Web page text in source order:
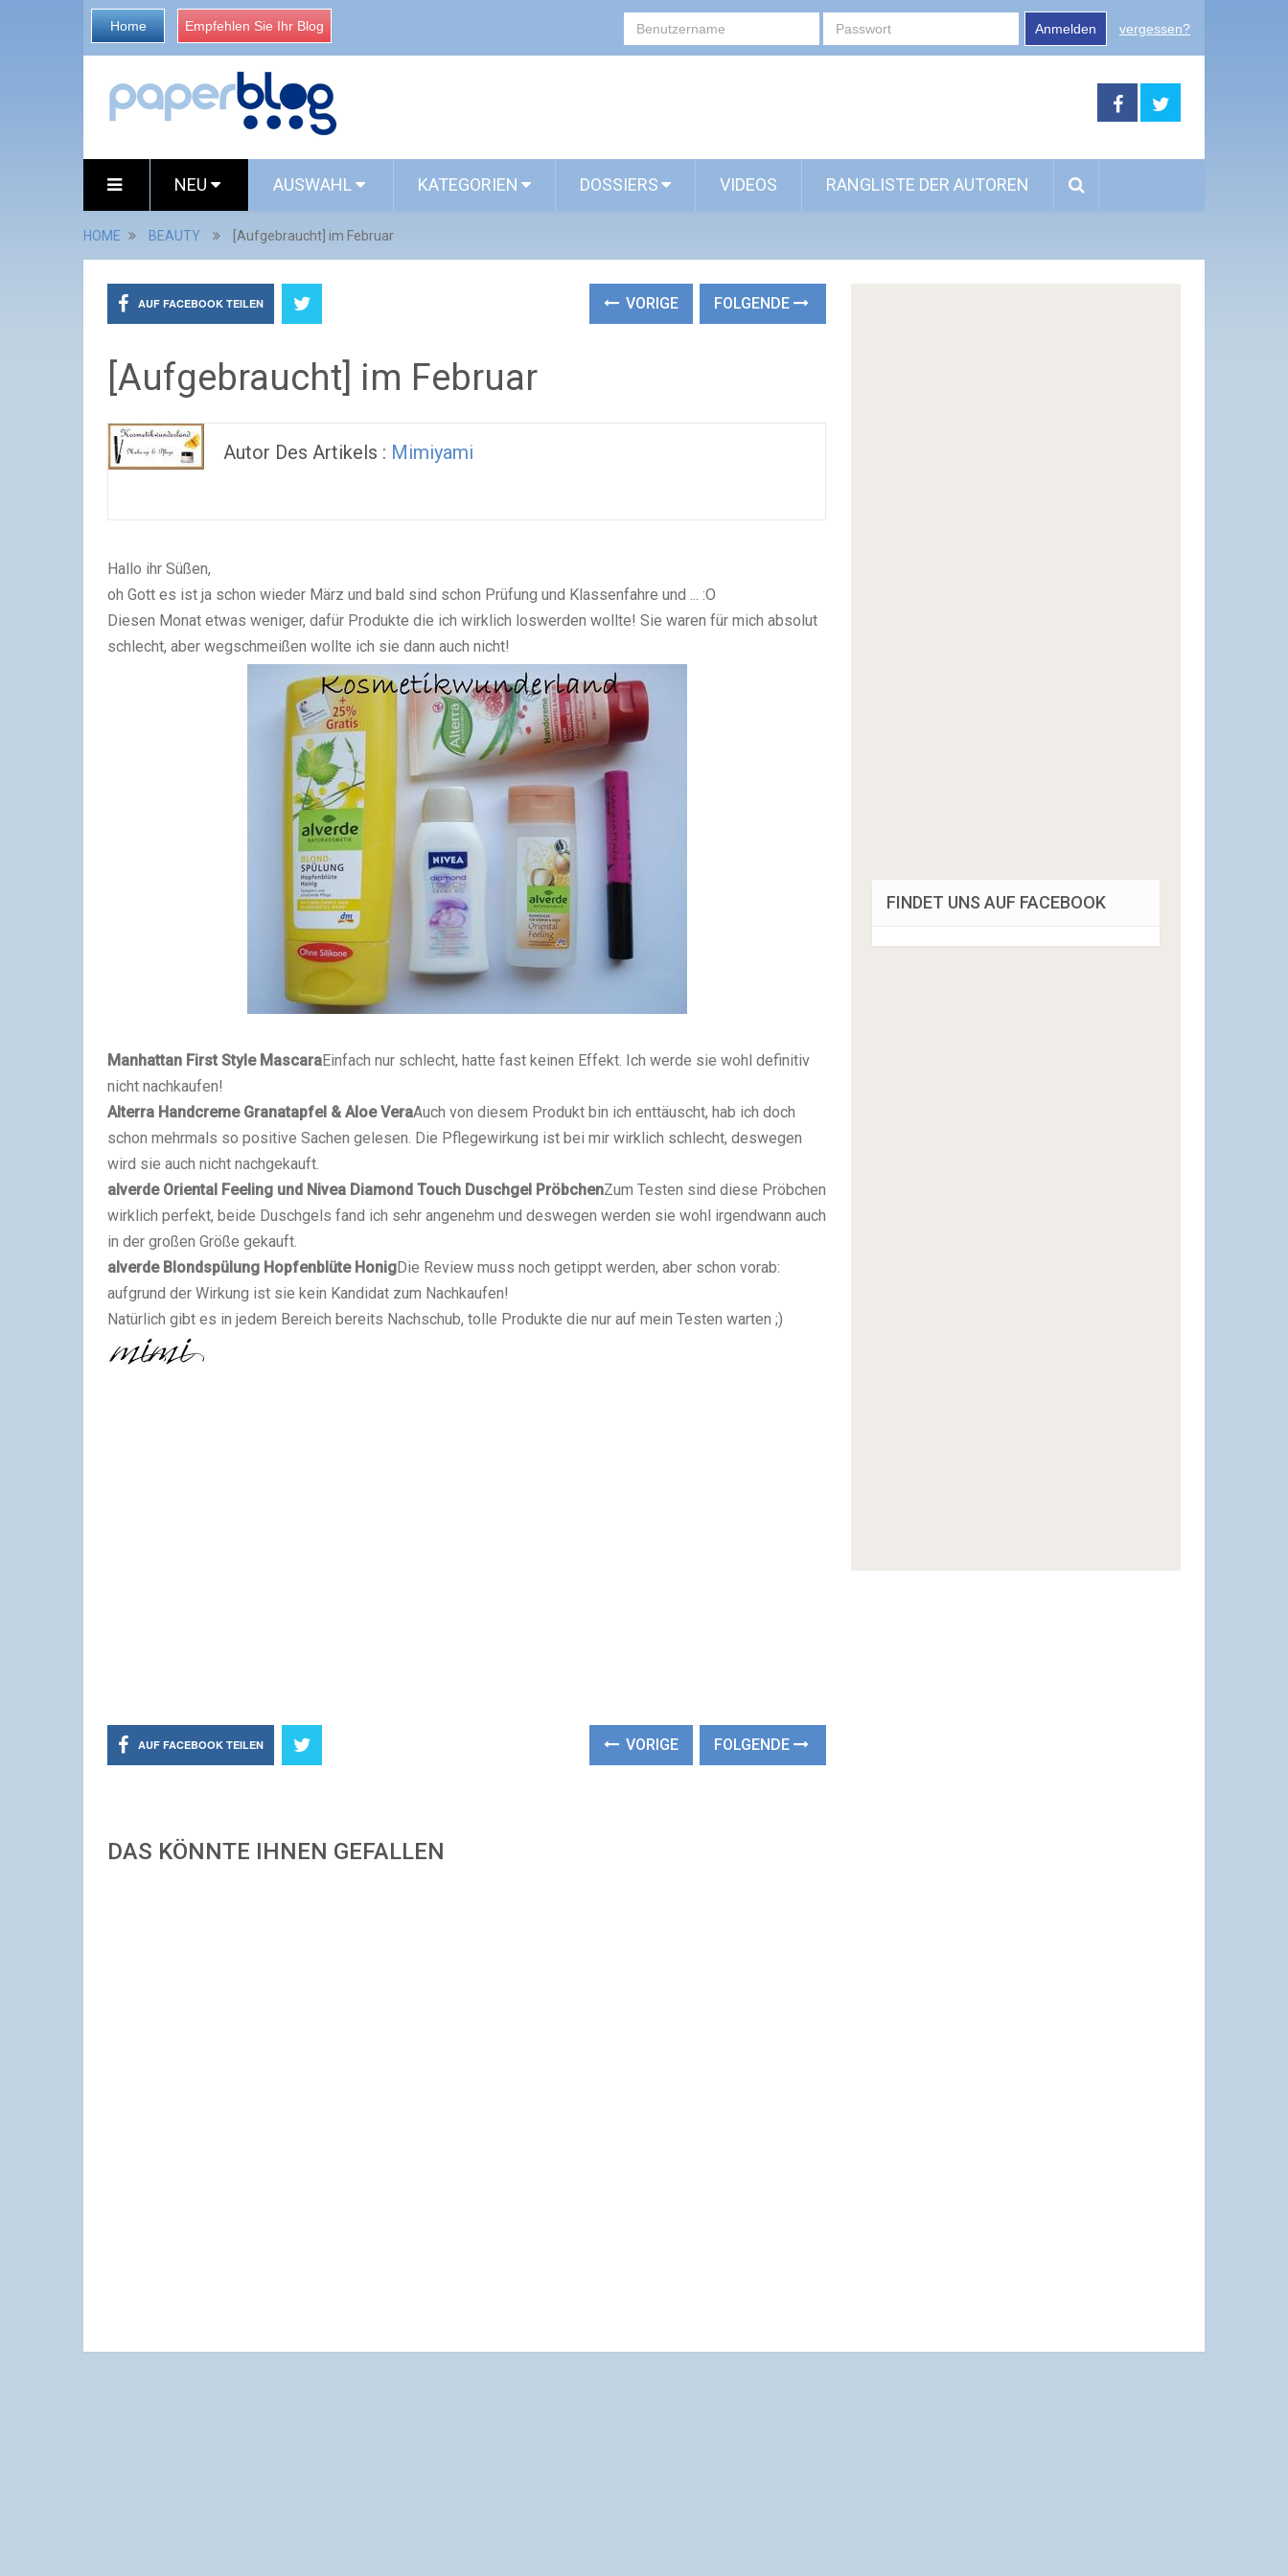
Home Empfehlen Sie Ihr Blog Anmelden vergessen?
NEU AUSWAHL KATEGORIEN DOSSIERS VIDEOS RANGLISTE DER AUTOREN
HOME BEAUTY [Aufgebraucht] im Februar
AUF FACEBOOK TEILEN VORIGE FOLGENDE
[Aufgebraucht] im Februar
Autor Des Artikels : Mimiyami
Hallo ihr Süßen,
oh Gott es ist ja schon wieder März und bald sind schon Prüfung und Klassenfahre und ... :O
Diesen Monat etwas weniger, dafür Produkte die ich wirklich loswerden wollte! Sie waren für mich absolut
schlecht, aber wegschmeißen wollte ich sie dann auch nicht!
Manhattan First Style MascaraEinfach nur schlecht, hatte fast keinen Effekt. Ich werde sie wohl definitiv
nicht nachkaufen!
Alterra Handcreme Granatapfel & Aloe VeraAuch von diesem Produkt bin ich enttäuscht, hab ich doch
schon mehrmals so positive Sachen gelesen. Die Pflegewirkung ist bei mir wirklich schlecht, deswegen
wird sie auch nicht nachgekauft.
alverde Oriental Feeling und Nivea Diamond Touch Duschgel PröbchenZum Testen sind diese Pröbchen
wirklich perfekt, beide Duschgels fand ich sehr angenehm und deswegen werden sie wohl irgendwann auch
in der großen Größe gekauft.
alverde Blondspülung Hopfenblüte HonigDie Review muss noch getippt werden, aber schon vorab:
aufgrund der Wirkung ist sie kein Kandidat zum Nachkaufen!
Natürlich gibt es in jedem Bereich bereits Nachschub, tolle Produkte die nur auf mein Testen warten ;)
AUF FACEBOOK TEILEN VORIGE FOLGENDE
DAS KÖNNTE IHNEN GEFALLEN
FINDET UNS AUF FACEBOOK